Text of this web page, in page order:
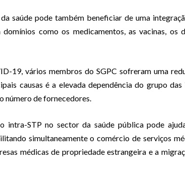
saúde pode também beneficiar de uma
domínios como os medicamentos, as vacinas, os
19, vários membros do SGPC sofreram uma
causas é a elevada dependência do grupo
número de fornecedores.
intra-STP no sector da saúde pública pode
simultaneamente o comércio de serviços
médicas de propriedade estrangeira e a